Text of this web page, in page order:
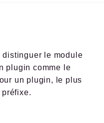
02 2026 à 08h15
distinguer le module
plugin comme le
un plugin, le plus